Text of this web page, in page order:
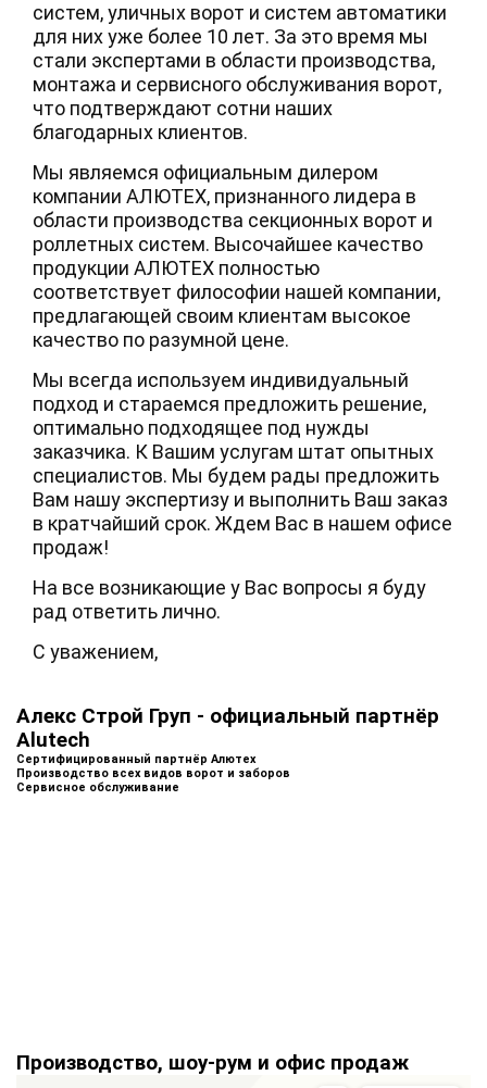
систем, уличных ворот и систем автоматики
для них уже более 10 лет. За это время мы
стали экспертами в области производства,
монтажа и сервисного обслуживания ворот,
что подтверждают сотни наших
благодарных клиентов.
Мы являемся официальным дилером
компании АЛЮТЕХ, признанного лидера в
области производства секционных ворот и
роллетных систем. Высочайшее качество
продукции АЛЮТЕХ полностью
соответствует философии нашей компании,
предлагающей своим клиентам высокое
качество по разумной цене.
Мы всегда используем индивидуальный
подход и стараемся предложить решение,
оптимально подходящее под нужды
заказчика. К Вашим услугам штат опытных
специалистов. Мы будем рады предложить
Вам нашу экспертизу и выполнить Ваш заказ
в кратчайший срок. Ждем Вас в нашем офисе
продаж!
На все возникающие у Вас вопросы я буду
рад ответить лично.
С уважением,
Алекс Строй Груп - официальный партнёр
Alutech
Сертифицированный партнёр Алютех
Производство всех видов ворот и заборов
Сервисное обслуживание
Производство, шоу-рум и офис продаж